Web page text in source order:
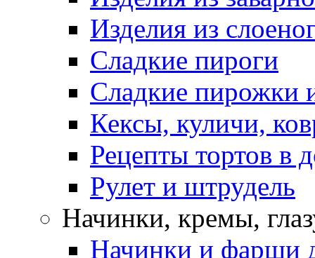
Изделия из
Сладкие пироги
Сладкие пирожки
Кексы, куличи,
Рецепты тортов в
Рулет и штрудель
Начинки, кремы,
Начинки и фарши